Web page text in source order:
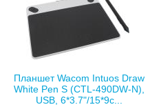
Планшет Wacom Intuos Draw
White Pen S (CTL-490DW-N),
USB, 6*3.7"/15*9с...